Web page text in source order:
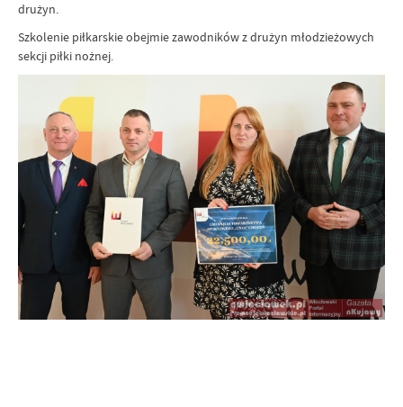
drużyn.
Szkolenie piłkarskie obejmie zawodników z drużyn młodzieżowych
sekcji piłki nożnej.